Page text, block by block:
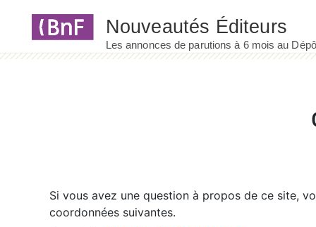
Si vous avez une question à propos de ce site,
coordonnées suivantes.